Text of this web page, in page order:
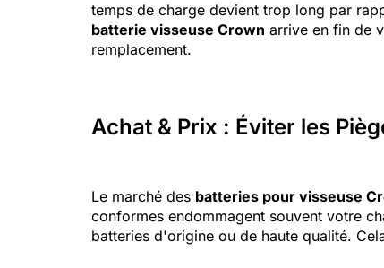
temps de charge devient trop long par
batterie visseuse Crown arrive en fin de
remplacement.
Achat & Prix : Éviter les
Le marché des batteries pour visseuse
conformes endommagent souvent votre
batteries d'origine ou de haute qualité.